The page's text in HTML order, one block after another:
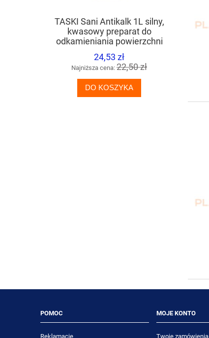
TASKI Sani Antikalk 1L silny,
kwasowy preparat do
odkamieniania powierzchni
łazienkowych
24,53 zł
Najniższa cena: 22,50 zł
DO KOSZYKA
POMOC
Reklamacje
MOJE KONTO
Twoje zamówienia